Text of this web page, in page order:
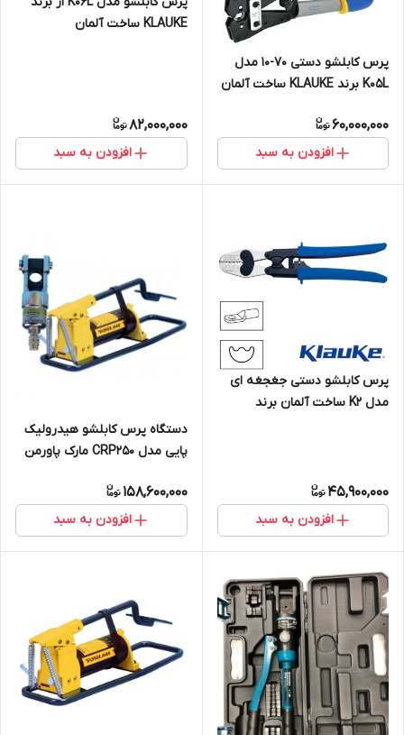
پرس کابلشو دستی ۷۰-۱۰ مدل
K05L برند KLAUKE ساخت آلمان
60,000,000
افزودن به سبد
KLAUKE ساخت آلمان
82,000,000
افزودن به سبد
پرس کابلشو دستی جغجغه ای
مدل K2 ساخت آلمان برند
45,900,000
افزودن به سبد
دستگاه پرس کابلشو هیدرولیک
پایی مدل CRP250 مارک پاورمن
پایی
158,600,000
افزودن به سبد